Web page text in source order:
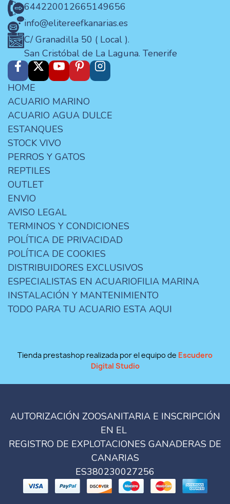
644220012665149656
info@elitereefkanarias.es
C/ Granadilla 50 ( Local ).
San Cristóbal de La Laguna. Tenerife
HOME
ACUARIO MARINO
ACUARIO AGUA DULCE
ESTANQUES
STOCK VIVO
PERROS Y GATOS
REPTILES
OUTLET
ENVIO
AVISO LEGAL
TERMINOS Y CONDICIONES
POLÍTICA DE PRIVACIDAD
POLÍTICA DE COOKIES
DISTRIBUIDORES EXCLUSIVOS
ESPECIALISTAS EN ACUARIOFILIA MARINA
INSTALACIÓN Y MANTENIMIENTO
TODO PARA TU ACUARIO ESTA AQUI
Tienda prestashop realizada por el equipo de Escudero
Digital Studio
AUTORIZACIÓN ZOOSANITARIA E INSCRIPCIÓN
EN EL
REGISTRO DE EXPLOTACIONES GANADERAS DE
CANARIAS
ES380230027256